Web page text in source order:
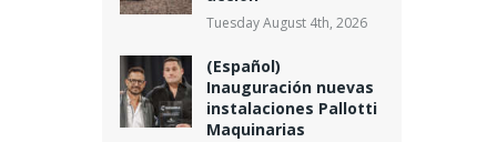
Tuesday August 4th, 2026
(Español)
Inauguración nuevas
instalaciones Pallotti
Maquinarias